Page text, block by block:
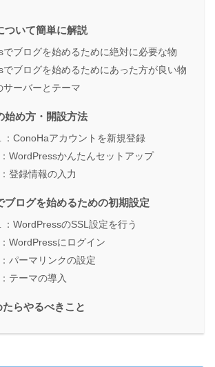
ついて簡単に解説
でブログを始めるために絶対に必要な物
でブログを始めるためにあった方が良い物
サーバーとテーマ
始め方・開設方法
：ConoHaアカウントを新規登録
WordPressかんたんセットアップ
登録情報の入力
ログを始めるための初期設定
：WordPressのSSL設定を行う
WordPressにログイン
パーマリンクの設定
テーマの導入
らやるべきこと